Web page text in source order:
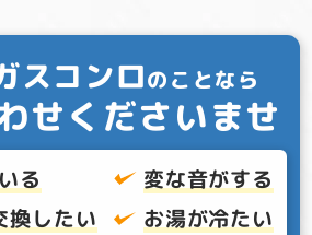
スコンロのことなら
せくださいませ
る
変な音がする
したい
お湯が冷たい